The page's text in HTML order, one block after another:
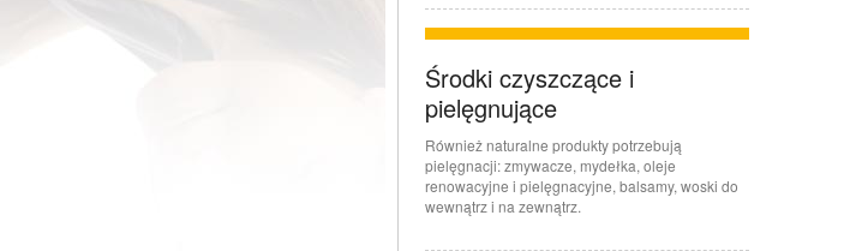
Środki czyszczące i
pielęgnujące
Również naturalne produkty potrzebują
pielęgnacji: zmywacze, mydełka, oleje
renowacyjne i pielęgnacyjne, balsamy, woski do
wewnątrz i na zewnątrz.